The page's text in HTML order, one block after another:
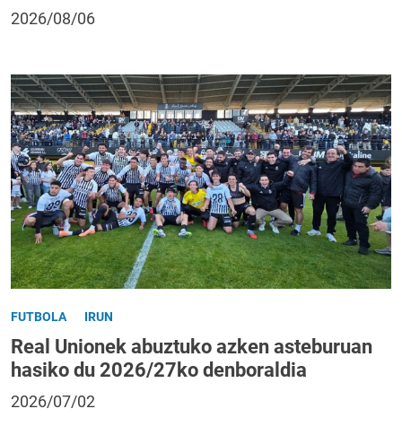
2026/08/06
FUTBOLA IRUN
Real Unionek abuztuko azken asteburuan
hasiko du 2026/27ko denboraldia
2026/07/02